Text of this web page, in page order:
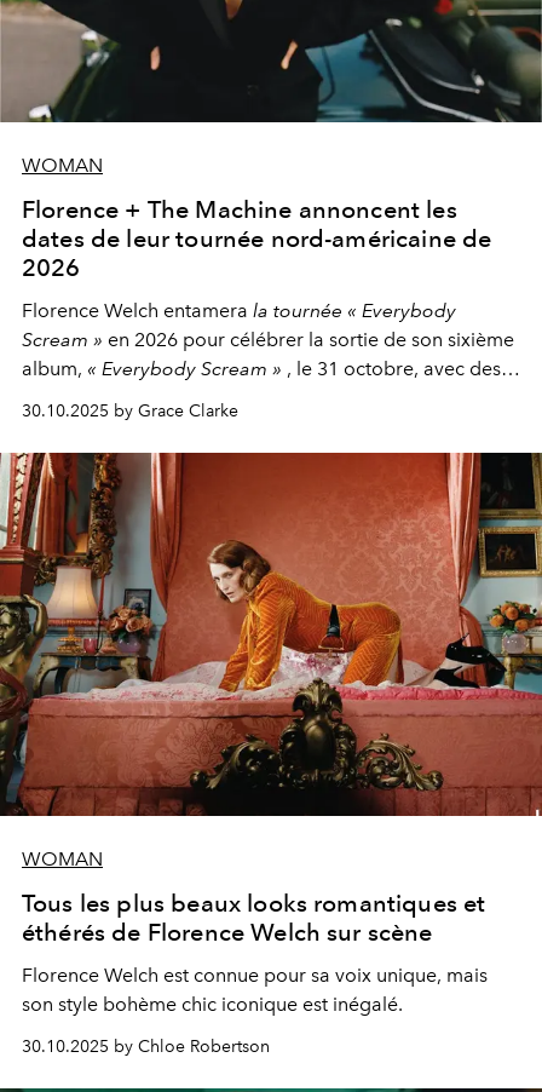
WOMAN
Florence + The Machine annoncent les
dates de leur tournée nord-américaine de
2026
Florence Welch entamera la tournée « Everybody
Scream » en 2026 pour célébrer la sortie de son sixième
album, « Everybody Scream » , le 31 octobre, avec des
30.10.2025 by Grace Clarke
WOMAN
Tous les plus beaux looks romantiques et
éthérés de Florence Welch sur scène
Florence Welch est connue pour sa voix unique, mais
son style bohème chic iconique est inégalé.
30.10.2025 by Chloe Robertson